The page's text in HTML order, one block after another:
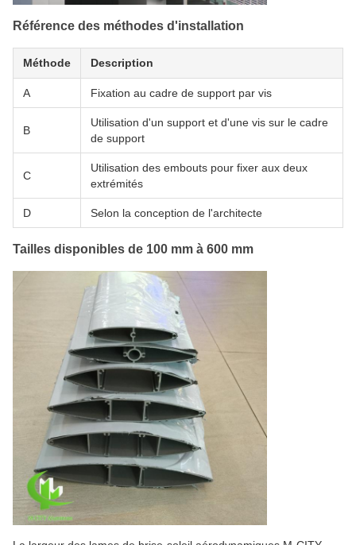
Référence des méthodes d'installation
Méthode Description
A Fixation au cadre de support par vis
B
Utilisation d'un support et d'une vis sur le cadre
de support
C
Utilisation des embouts pour fixer aux deux
extrémités
D Selon la conception de l'architecte
Tailles disponibles de 100 mm à 600 mm